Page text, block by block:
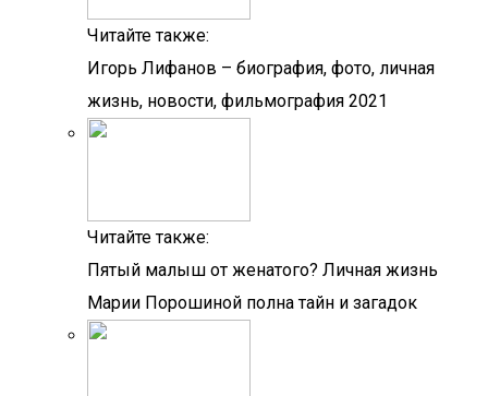
Читайте также:
Игорь Лифанов – биография, фото, личная
жизнь, новости, фильмография 2021
Читайте также:
Пятый малыш от женатого? Личная жизнь
Марии Порошиной полна тайн и загадок